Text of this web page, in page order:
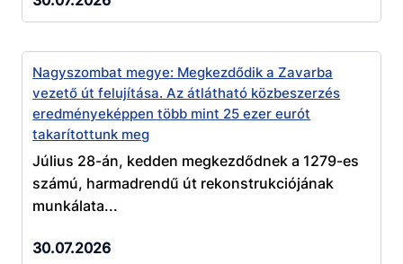
Nagyszombat megye: Megkezdődik a Zavarba
vezető út felujítása. Az átlátható közbeszerzés
eredményeképpen több mint 25 ezer eurót
takarítottunk meg
Július 28-án, kedden megkezdődnek a 1279-es
számú, harmadrendű út rekonstrukciójának
munkálata...
30.07.2026